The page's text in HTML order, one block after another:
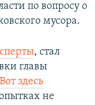
по вопросу о
мусора.
, стал
главы
Вот здесь
не